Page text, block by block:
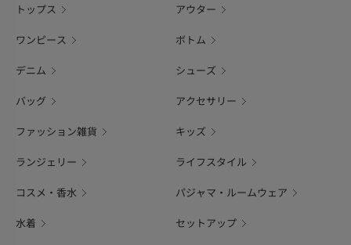
トップス アウター
ワンピース ボトム
デニム シューズ
バッグ アクセサリー
ファッション雑貨 キッズ
ランジェリー ライフスタイル
コスメ・香水 パジャマ・ルームウェア
水着 セットアップ